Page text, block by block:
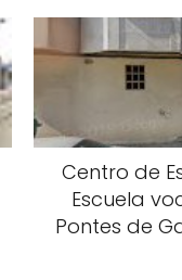
Centro de
Escuela
Pontes de